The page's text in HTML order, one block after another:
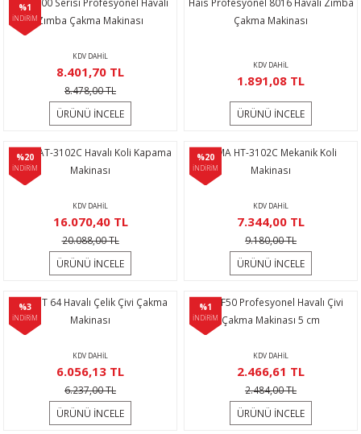
%1
İNDİRİM Zımba Çakma Makinası
KDV DAHİL
8.401,70 TL
8.478,00 TL
ÜRÜNÜ İNCELE
Çakma Makinası
KDV DAHİL
1.891,08 TL
ÜRÜNÜ İNCELE
%20
İNDİRİM
YAMA AT-3102C Havalı Koli Kapama
Makinası
KDV DAHİL
16.070,40 TL
20.088,00 TL
ÜRÜNÜ İNCELE
%20
İNDİRİM
YAMA HT-3102C Mekanik Koli
Makinası
KDV DAHİL
7.344,00 TL
9.180,00 TL
ÜRÜNÜ İNCELE
%3
İNDİRİM
Hais ST 64 Havalı Çelik Çivi Çakma
Makinası
KDV DAHİL
6.056,13 TL
6.237,00 TL
ÜRÜNÜ İNCELE
%1
İNDİRİM
Hais F50 Profesyonel Havalı Çivi
Çakma Makinası 5 cm
KDV DAHİL
2.466,61 TL
2.484,00 TL
ÜRÜNÜ İNCELE